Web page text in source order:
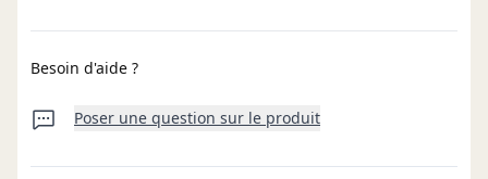
Besoin d'aide ?
Poser une question sur le produit